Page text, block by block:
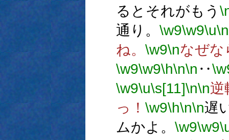
るとそれがもう
通り。 \w9\w9\u\n
ね。 \w9\nなぜな
\w9\w9\h\n\n ‥
\w9\u\s[11]\n\n逆
っ！ \w9\h\n\n遅
ムかよ。 \w9\w9